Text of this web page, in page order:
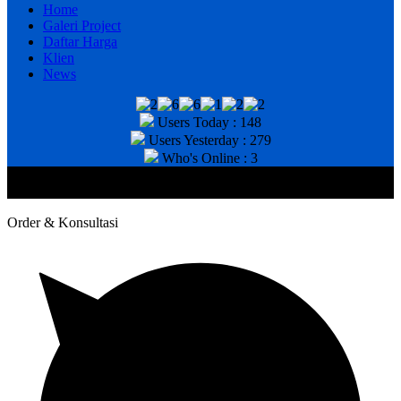
Home
Galeri Project
Daftar Harga
Klien
News
Users Today : 148
Users Yesterday : 279
Who's Online : 3
Order & Konsultasi